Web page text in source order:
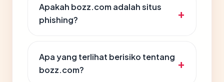
Apakah bozz.com adalah situs
phishing?
Apa yang terlihat berisiko tentang
bozz.com?